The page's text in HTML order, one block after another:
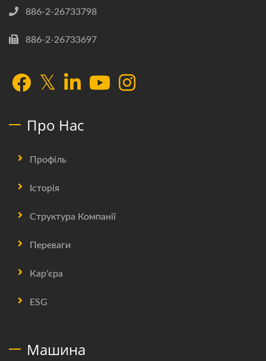
886-2-26733798
886-2-26733697
Про Нас
Профіль
Історія
Структура Компанії
Переваги
Кар'єра
ESG
Машина